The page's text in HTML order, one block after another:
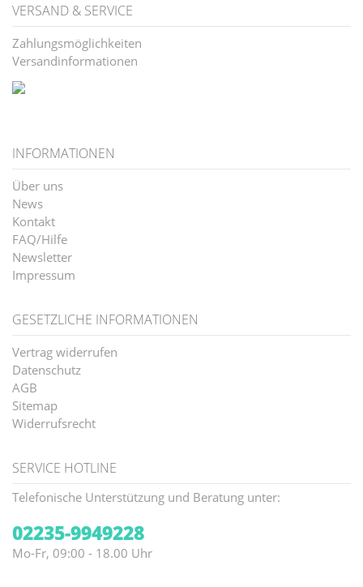
VERSAND & SERVICE
Zahlungsmöglichkeiten
Versandinformationen
INFORMATIONEN
Über uns
News
Kontakt
FAQ/Hilfe
Newsletter
Impressum
GESETZLICHE INFORMATIONEN
Vertrag widerrufen
Datenschutz
AGB
Sitemap
Widerrufsrecht
SERVICE HOTLINE
Telefonische Unterstützung und Beratung unter:
02235-9949228
Mo-Fr, 09:00 - 18.00 Uhr